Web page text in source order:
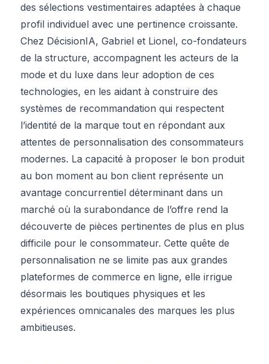
des sélections vestimentaires adaptées à chaque
profil individuel avec une pertinence croissante.
Chez DécisionIA, Gabriel et Lionel, co-fondateurs
de la structure, accompagnent les acteurs de la
mode et du luxe dans leur adoption de ces
technologies, en les aidant à construire des
systèmes de recommandation qui respectent
l’identité de la marque tout en répondant aux
attentes de personnalisation des consommateurs
modernes. La capacité à proposer le bon produit
au bon moment au bon client représente un
avantage concurrentiel déterminant dans un
marché où la surabondance de l’offre rend la
découverte de pièces pertinentes de plus en plus
difficile pour le consommateur. Cette quête de
personnalisation ne se limite pas aux grandes
plateformes de commerce en ligne, elle irrigue
désormais les boutiques physiques et les
expériences omnicanales des marques les plus
ambitieuses.